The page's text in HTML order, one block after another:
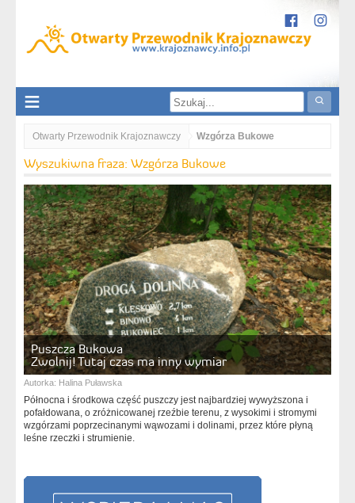
Otwarty Przewodnik Krajoznawczy Wzgórza Bukowe
Wyszukiwna fraza: Wzgórza Bukowe
Puszcza Bukowa
Zwolnij! Tutaj czas ma inny wymiar
Autorka: Halina Puławska
Północna i środkowa część puszczy jest najbardziej wywyższona i
pofałdowana, o zróżnicowanej rzeźbie terenu, z wysokimi i stromymi
wzgórzami poprzecinanymi wąwozami i dolinami, przez które płyną
leśne rzeczki i strumienie.